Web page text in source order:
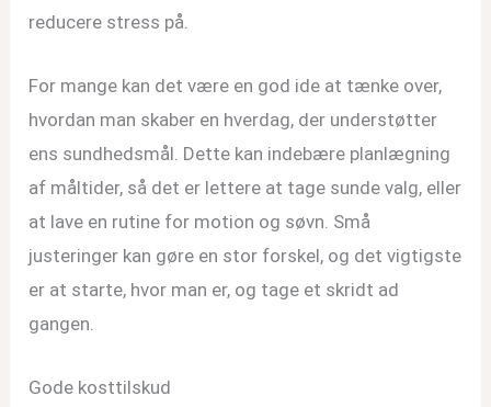
reducere stress på.
For mange kan det være en god ide at tænke over,
hvordan man skaber en hverdag, der understøtter
ens sundhedsmål. Dette kan indebære planlægning
af måltider, så det er lettere at tage sunde valg, eller
at lave en rutine for motion og søvn. Små
justeringer kan gøre en stor forskel, og det vigtigste
er at starte, hvor man er, og tage et skridt ad
gangen.
Gode kosttilskud